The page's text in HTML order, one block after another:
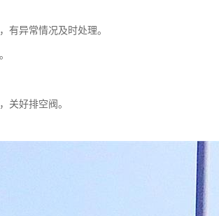
有异常情况及时处理。
关好排空阀。